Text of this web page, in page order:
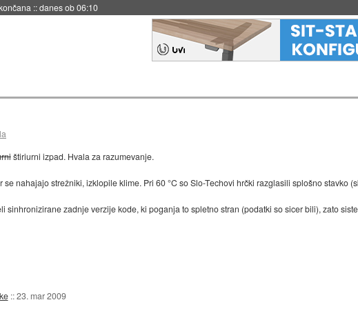
06:09
štiriurni izpad. Hvala za razumevanje.
nahajajo strežniki, izklopile klime. Pri 60 °C so Slo-Techovi hrčki razglasili splošno stavko
zadnje verzije kode, ki poganja to spletno stran (podatki so sicer bili), zato
::23. mar 2009